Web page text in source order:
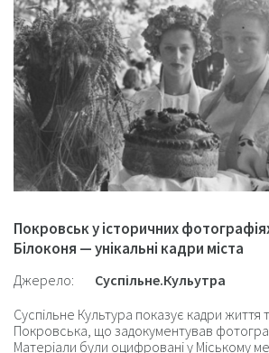
Покровськ у історичних
Білоконя — унікальні кадри міста
Джерело:
Суспільне.Кульутра
Суспільне Культура показує кадри життя
Покровська, що задокументував
Матеріали були оцифровані у Міському